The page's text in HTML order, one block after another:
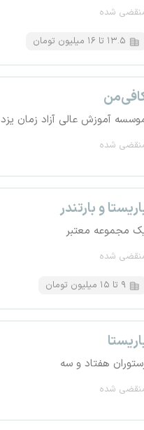
شده
۱۳.۵ تا ۱۶ میلیون تومان
آموزش عالی آزاد زمان یزد
شده
و بارتندر
مجموعه معتبر
شده
۹ تا ۱۵ میلیون تومان
هفتاد و سه
شده